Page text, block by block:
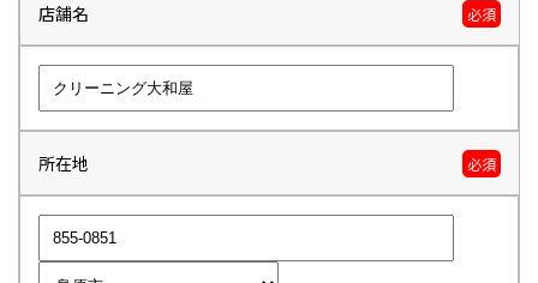
店舗名 必須
所在地 必須